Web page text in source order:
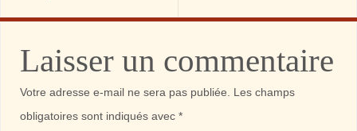
Laisser un commentaire
Votre adresse e-mail ne sera pas publiée. Les champs
obligatoires sont indiqués avec*